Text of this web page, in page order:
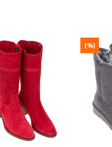
(%)